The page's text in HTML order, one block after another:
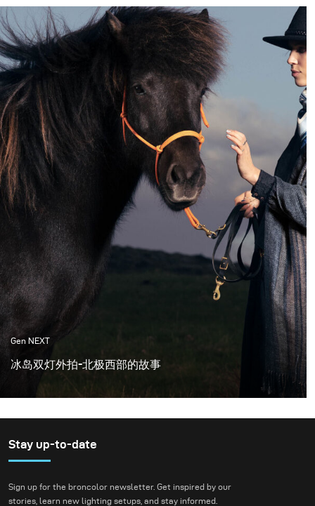
photography genres that
I like to do the most –
portraits and landscapes
a photographer in 2019 is
very different compared
to a few years back.
While 10 years ago,
photographers could
specialize in a specific
field, today we have to be
more flexible and be
able to respond to a
greater variety of
requests.
Gen NEXT
冰岛双灯外拍-北极西部的故事
本次拍摄地点定在了冰岛，这里提供了非常多的地貌景观
画面的大部分灵感来自于一些拥有时尚服饰，布光优秀和
情节令人难忘的电影之中。
Stay up-to-date
Sign up for the broncolor newsletter. Get inspired by our
stories, learn new lighting setups, and stay informed.